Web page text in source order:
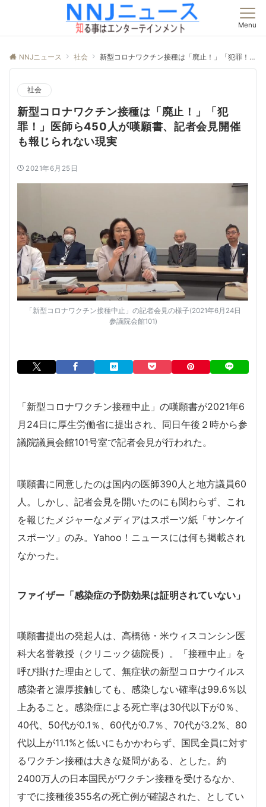
Menu
NNJニュース 社会 新型コロナワクチン接種は「廃止！」「犯罪！」医師ら450人が嘆願書、記者会見開催も報じられない現実
社会
新型コロナワクチン接種は「廃止！」「犯
罪！」医師ら450人が嘆願書、記者会見開催
も報じられない現実
2021年6月25日
「新型コロナワクチン接種中止」の記者会見の様子(2021年6月24日
参議院会館101)
「新型コロナワクチン接種中止」の嘆願書が2021年6
月24日に厚生労働省に提出され、同日午後２時から参
議院議員会館101号室で記者会見が行われた。
嘆願書に同意したのは国内の医師390人と地方議員60
人。しかし、記者会見を開いたのにも関わらず、これ
を報じたメジャーなメディアはスポーツ紙「サンケイ
スポーツ」のみ。Yahoo！ニュースには何も掲載され
なかった。
ファイザー「感染症の予防効果は証明されていない」
嘆願書提出の発起人は、高橋徳・米ウィスコンシン医
科大名誉教授（クリニック徳院長）。「接種中止」を
呼び掛けた理由として、無症状の新型コロナウイルス
感染者と濃厚接触しても、感染しない確率は99.6％以
上あること。感染症による死亡率は30代以下が0％、
40代、50代が0.1％、60代が0.7％、70代が3.2%、80
代以上が11.1%と低いにもかかわらず、国民全員に対す
るワクチン接種は大きな疑問がある、とした。約
2400万人の日本国民がワクチン接種を受けるなか、
すでに接種後355名の死亡例が確認された、としてい